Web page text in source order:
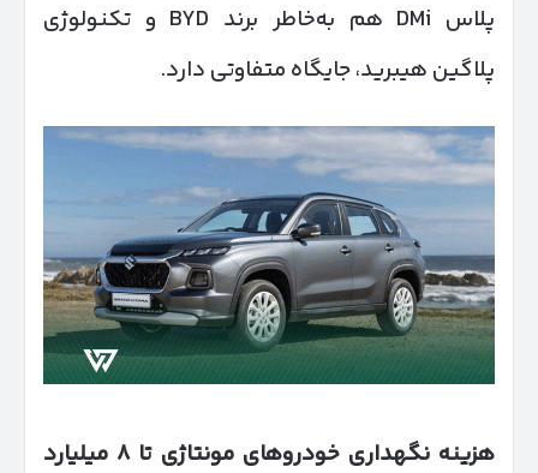
پلاس DMi هم به‌خاطر برند BYD و تکنولوژی
پلاگین هیبرید، جایگاه متفاوتی دارد.
هزینه نگهداری خودروهای مونتاژی تا۸ میلیارد